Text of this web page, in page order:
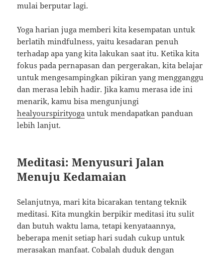
mulai berputar lagi.
Yoga harian juga memberi kita kesempatan untuk
berlatih mindfulness, yaitu kesadaran penuh
terhadap apa yang kita lakukan saat itu. Ketika kita
fokus pada pernapasan dan pergerakan, kita belajar
untuk mengesampingkan pikiran yang mengganggu
dan merasa lebih hadir. Jika kamu merasa ide ini
menarik, kamu bisa mengunjungi
healyourspirityoga untuk mendapatkan panduan
lebih lanjut.
Meditasi: Menyusuri Jalan
Menuju Kedamaian
Selanjutnya, mari kita bicarakan tentang teknik
meditasi. Kita mungkin berpikir meditasi itu sulit
dan butuh waktu lama, tetapi kenyataannya,
beberapa menit setiap hari sudah cukup untuk
merasakan manfaat. Cobalah duduk dengan